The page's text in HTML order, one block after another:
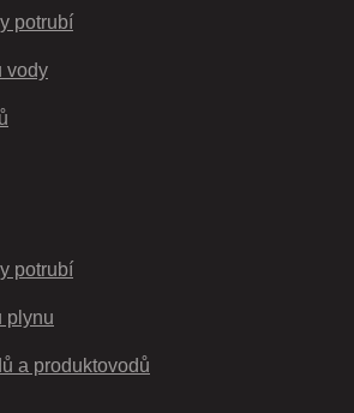
potrubí
vody
potrubí
plynu
a produktovodů